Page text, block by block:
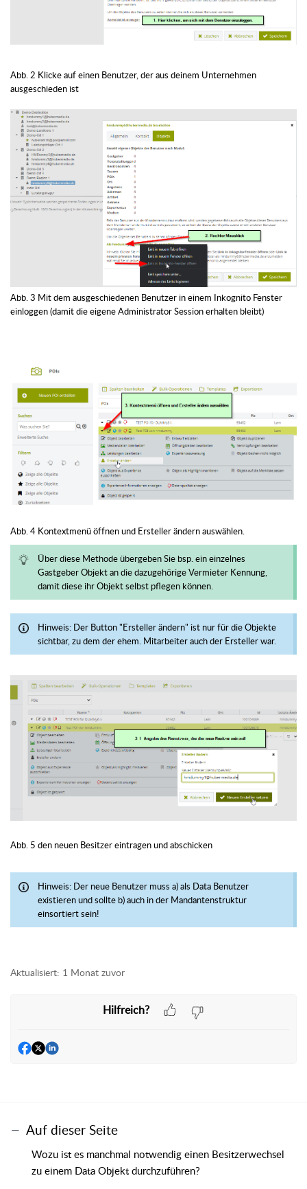
Abb. 2 Klicke auf einen Benutzer, der aus deinem Unternehmen
ausgeschieden ist
Abb. 3 Mit dem ausgeschiedenen Benutzer in einem Inkognito Fenster
einloggen (damit die eigene Administrator Session erhalten bleibt)
Abb. 4 Kontextmenü öffnen und Ersteller ändern auswählen.
Über diese Methode übergeben Sie bsp. ein einzelnes
Gastgeber Objekt an die dazugehörige Vermieter Kennung,
damit diese ihr Objekt selbst pflegen können.
Hinweis: Der Button "Ersteller ändern" ist nur für die Objekte
sichtbar, zu dem der ehem. Mitarbeiter auch der Ersteller war.
Abb. 5 den neuen Besitzer eintragen und abschicken
Hinweis: Der neue Benutzer muss a) als Data Benutzer
existieren und sollte b) auch in der Mandantenstruktur
einsortiert sein!
Aktualisiert: 1 Monat zuvor
Hilfreich?
Auf dieser Seite
Wozu ist es manchmal notwendig einen Besitzerwechsel
zu einem Data Objekt durchzuführen?